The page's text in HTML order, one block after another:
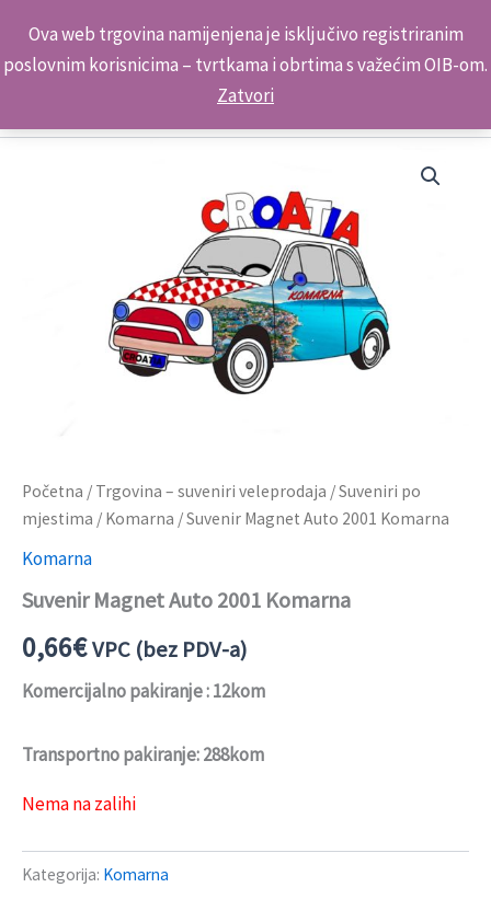
Ova web trgovina namijenjena je isključivo registriranim
poslovnim korisnicima – tvrtkama i obrtima s važećim OIB-om.
Zatvori
content
Kontakt telefon: +385 98 179 3891
Početna / Trgovina – suveniri veleprodaja /Suveniri po
mjestima / Komarna / Suvenir Magnet Auto 2001 Komarna
Komarna
Suvenir Magnet Auto 2001 Komarna
0,66€VPC (bez PDV-a)
Komercijalno pakiranje : 12kom
Transportno pakiranje: 288kom
Nema na zalihi
Kategorija: Komarna